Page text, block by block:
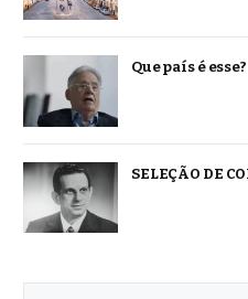
Que país é esse?
SELEÇÃO DE